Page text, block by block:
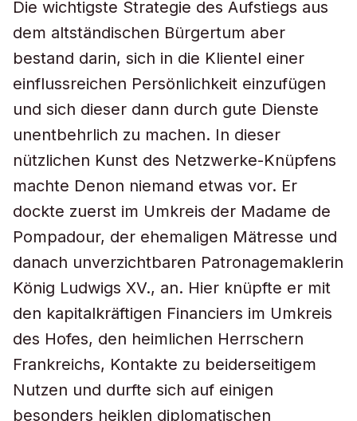
Die wichtigste Strategie des Aufstiegs aus
dem altständischen Bürgertum aber
bestand darin, sich in die Klientel einer
einflussreichen Persönlichkeit einzufügen
und sich dieser dann durch gute Dienste
unentbehrlich zu machen. In dieser
nützlichen Kunst des Netzwerke-Knüpfens
machte Denon niemand etwas vor. Er
dockte zuerst im Umkreis der Madame de
Pompadour, der ehemaligen Mätresse und
danach unverzichtbaren Patronagemaklerin
König Ludwigs XV., an. Hier knüpfte er mit
den kapitalkräftigen Financiers im Umkreis
des Hofes, den heimlichen Herrschern
Frankreichs, Kontakte zu beiderseitigem
Nutzen und durfte sich auf einigen
besonders heiklen diplomatischen